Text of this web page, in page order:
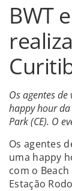
BWT
Os agentes
happy hour
Park (CE). O
Os agentes
uma happy
com o
Estação